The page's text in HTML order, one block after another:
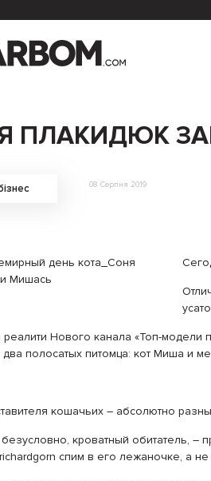
ПЛАКИДЮК
08 Серпня 2019
реалити Нового канала «Топ-
два полосатых питомца: кот Миша и
кошачьих – абсолютно
кроватный обитатель, –
спим в его лежаночке, а